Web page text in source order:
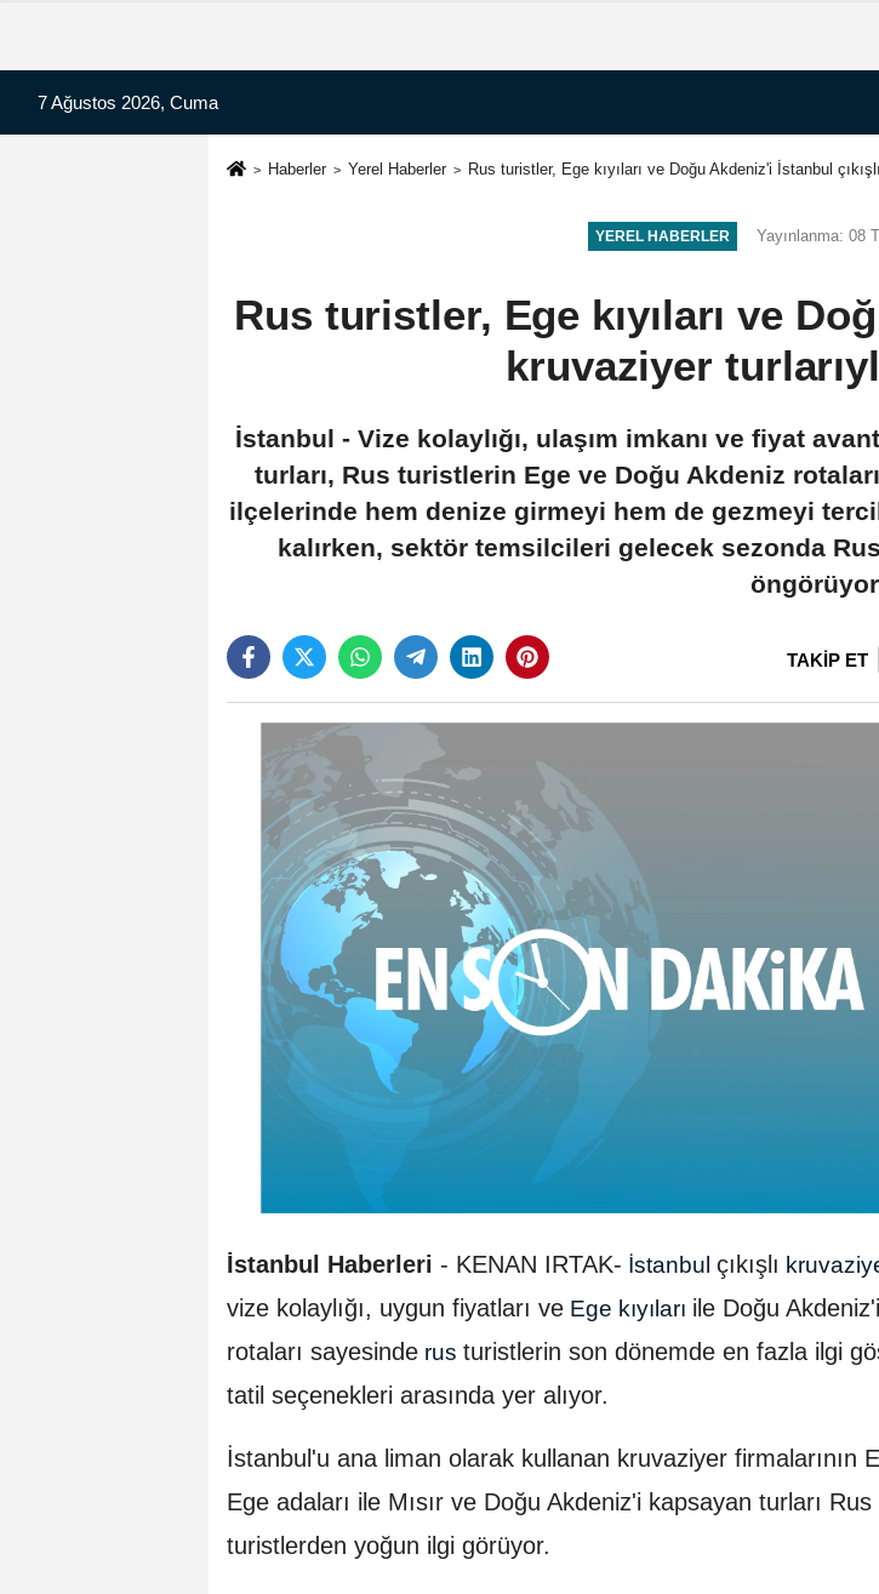
7 Ağustos 2026, Cuma
Haberler Yerel Haberler Rus turistler, Ege kıyıları ve Doğu Akdeniz'i İstanbul
YEREL HABERLER Yayınlanma: 08
Rus turistler, Ege kıyıları ve
kruvaziyer
İstanbul - Vize kolaylığı, ulaşım imkanı ve fiyat
turları, Rus turistlerin Ege ve Doğu Akdeniz
ilçelerinde hem denize girmeyi hem de gezmeyi
kalırken, sektör temsilcileri gelecek sezonda
öngörüyor
TAKİP ET
İstanbul Haberleri - KENAN IRTAK- İstanbul çıkışlı
vize kolaylığı, uygun fiyatları ve Ege kıyıları ile Doğu
rotaları sayesinde rus turistlerin son dönemde en fazla ilgi
tatil seçenekleri arasında yer alıyor.
İstanbul'u ana liman olarak kullanan kruvaziyer firmalarının
Ege adaları ile Mısır ve Doğu Akdeniz'i kapsayan turları Rus
turistlerden yoğun ilgi görüyor.